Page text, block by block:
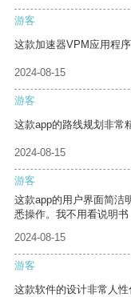
游客
这款加速器VPM应用程
2024-08-15
游客
这款app的路线规划非常
2024-08-15
游客
这款app的用户界面简洁
悉操作。我不用看说明书
2024-08-15
游客
这款软件的设计非常人性